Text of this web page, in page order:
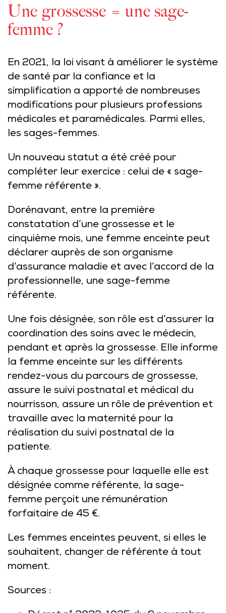
Une grossesse = une sage-
femme ?
En 2021, la loi visant à améliorer le système
de santé par la confiance et la
simplification a apporté de nombreuses
modifications pour plusieurs professions
médicales et paramédicales. Parmi elles,
les sages-femmes.
Un nouveau statut a été créé pour
compléter leur exercice : celui de « sage-
femme référente ».
Dorénavant, entre la première
constatation d’une grossesse et le
cinquième mois, une femme enceinte peut
déclarer auprès de son organisme
d’assurance maladie et avec l’accord de la
professionnelle, une sage-femme
référente.
Une fois désignée, son rôle est d’assurer la
coordination des soins avec le médecin,
pendant et après la grossesse. Elle informe
la femme enceinte sur les différents
rendez-vous du parcours de grossesse,
assure le suivi postnatal et médical du
nourrisson, assure un rôle de prévention et
travaille avec la maternité pour la
réalisation du suivi postnatal de la
patiente.
À chaque grossesse pour laquelle elle est
désignée comme référente, la sage-
femme perçoit une rémunération
forfaitaire de 45 €.
Les femmes enceintes peuvent, si elles le
souhaitent, changer de référente à tout
moment.
Sources :